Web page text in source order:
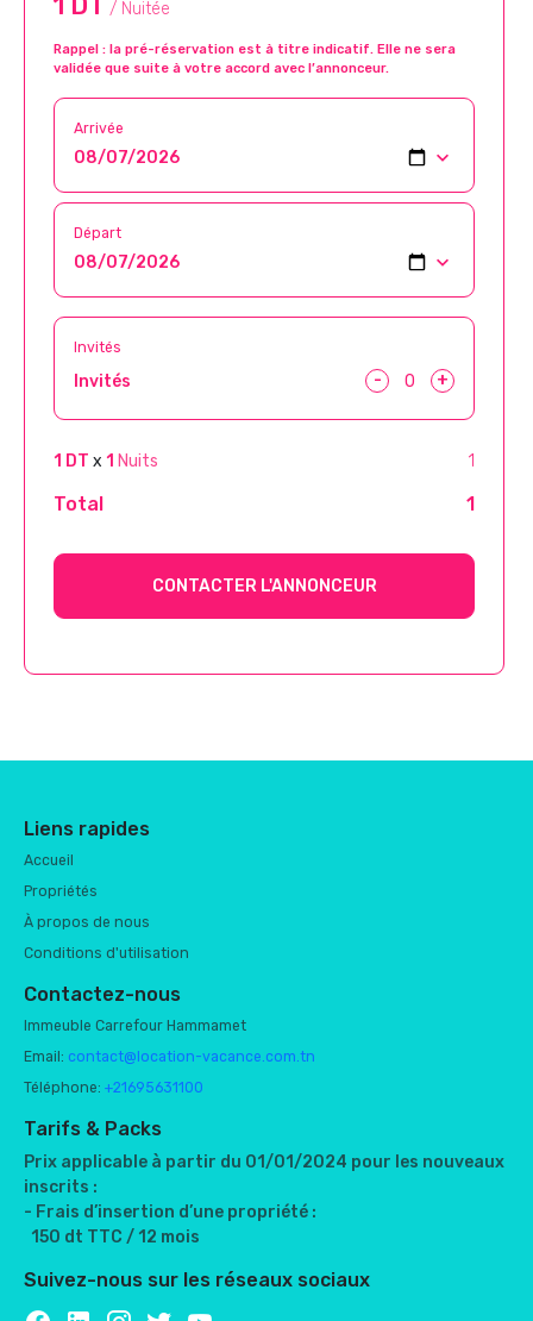
/ Nuitée
Rappel : la pré-réservation est à titre indicatif. Elle ne sera
validée que suite à votre accord avec l’annonceur.
Arrivée
Départ
Invités
Invités - +
1 DT x 1 Nuits 1
Total 1
CONTACTER L'ANNONCEUR
Liens rapides
Accueil
Propriétés
À propos de nous
Conditions d'utilisation
Contactez-nous
Immeuble Carrefour Hammamet
Email: contact@location-vacance.com.tn
Téléphone: +21695631100
Tarifs & Packs
Prix applicable à partir du 01/01/2024 pour les nouveaux
inscrits :
- Frais d’insertion d’une propriété :
150 dt TTC / 12 mois
Suivez-nous sur les réseaux sociaux